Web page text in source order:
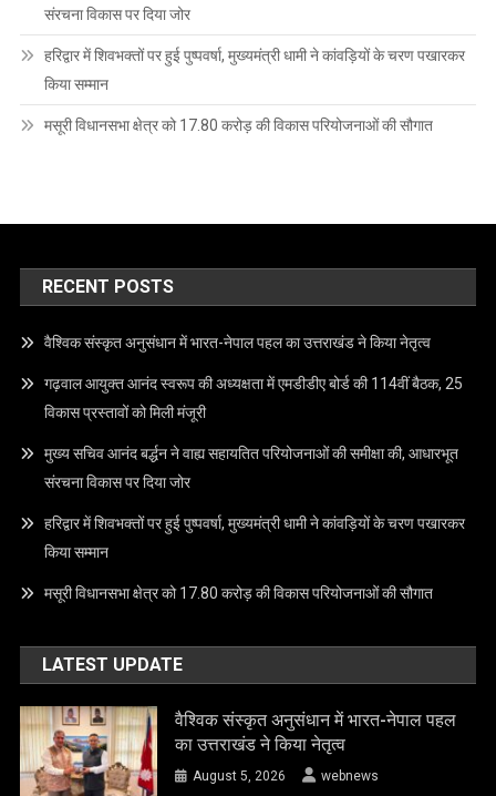
संरचना विकास पर दिया जोर
हरिद्वार में शिवभक्तों पर हुई पुष्पवर्षा, मुख्यमंत्री धामी ने कांवड़ियों के चरण पखारकर
किया सम्मान
मसूरी विधानसभा क्षेत्र को 17.80 करोड़ की विकास परियोजनाओं की सौगात
RECENT POSTS
वैश्विक संस्कृत अनुसंधान में भारत-नेपाल पहल का उत्तराखंड ने किया नेतृत्व
गढ़वाल आयुक्त आनंद स्वरूप की अध्यक्षता में एमडीडीए बोर्ड की 114वीं बैठक, 25
विकास प्रस्तावों को मिली मंजूरी
मुख्य सचिव आनंद बर्द्धन ने वाह्य सहायतित परियोजनाओं की समीक्षा की, आधारभूत
संरचना विकास पर दिया जोर
हरिद्वार में शिवभक्तों पर हुई पुष्पवर्षा, मुख्यमंत्री धामी ने कांवड़ियों के चरण पखारकर
किया सम्मान
मसूरी विधानसभा क्षेत्र को 17.80 करोड़ की विकास परियोजनाओं की सौगात
LATEST UPDATE
वैश्विक संस्कृत अनुसंधान में भारत-नेपाल पहल
का उत्तराखंड ने किया नेतृत्व
August 5, 2026 webnews